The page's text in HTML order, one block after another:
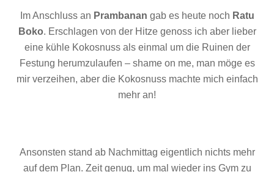
Im Anschluss an Prambanan gab es heute noch Ratu
Boko. Erschlagen von der Hitze genoss ich aber lieber
eine kühle Kokosnuss als einmal um die Ruinen der
Festung herumzulaufen – shame on me, man möge es
mir verzeihen, aber die Kokosnuss machte mich einfach
mehr an!
Ansonsten stand ab Nachmittag eigentlich nichts mehr
auf dem Plan. Zeit genug, um mal wieder ins Gym zu